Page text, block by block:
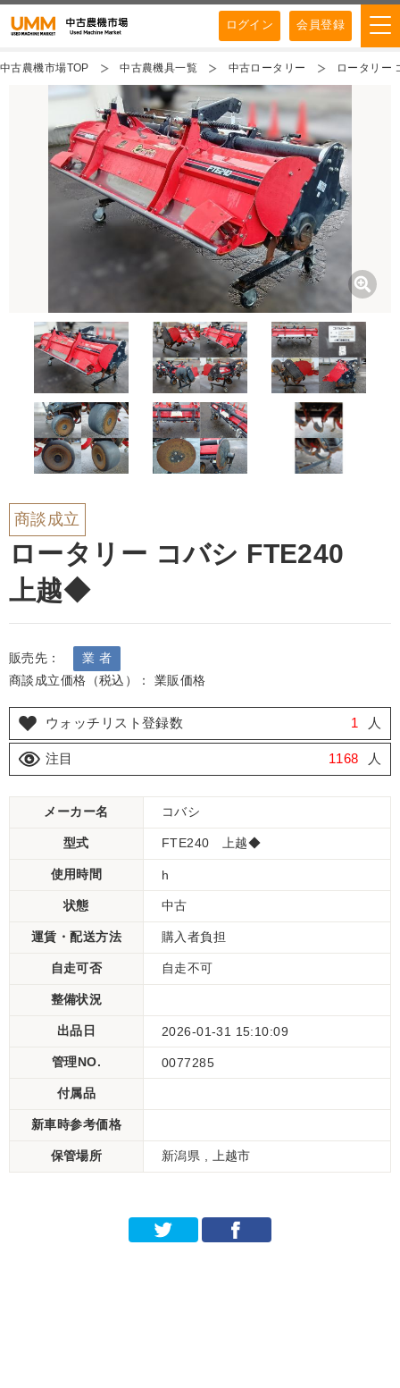
ログイン 会員登録
中古農機市場TOP 中古農機具一覧 中古ロータリー ロータリ
商談成立
ロータリー コバシ FTE240
上越◆
販売先：
業 者
商談成立価格（税込）： 業販価格
ウォッチリスト登録数 1 人
注目 1168 人
メーカー名 コバシ
型式 FTE240 上越◆
使用時間 h
状態 中古
運賃・配送方法 購入者負担
自走可否 自走不可
整備状況
出品日 2026-01-31 15:10:09
管理NO. 0077285
付属品
新車時参考価格
保管場所 新潟県 , 上越市